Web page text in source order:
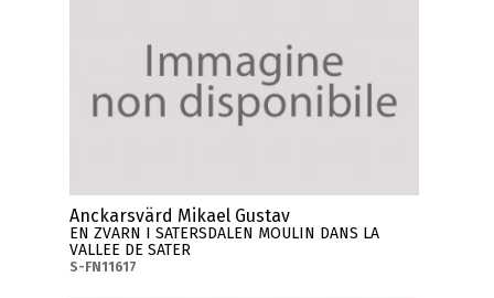
Anckarsvärd Mikael Gustav
EN ZVARN I SATERSDALEN MOULIN DANS LA
VALLEE DE SATER
S-FN11617